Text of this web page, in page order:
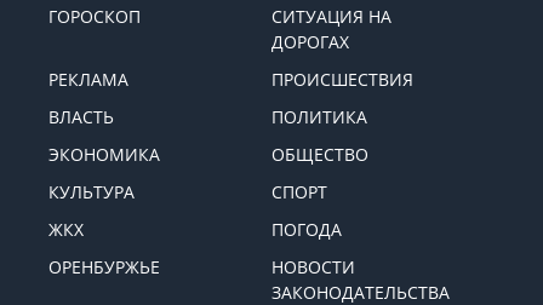
ГОРОСКОП
СИТУАЦИЯ НА
ДОРОГАХ
РЕКЛАМА
ПРОИСШЕСТВИЯ
ВЛАСТЬ
ПОЛИТИКА
ЭКОНОМИКА
ОБЩЕСТВО
КУЛЬТУРА
СПОРТ
ЖКХ
ПОГОДА
ОРЕНБУРЖЬЕ
НОВОСТИ
ЗАКОНОДАТЕЛЬСТВА